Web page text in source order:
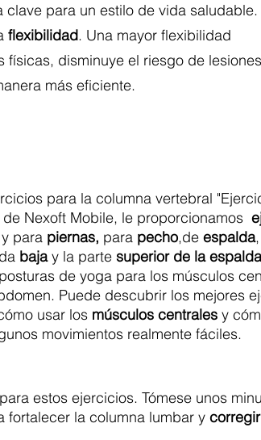
para un estilo de vida saludable.
flexibilidad. Una mayor flexibilidad
disminuye el riesgo de
más eficiente.
para la columna vertebral
Nexoft Mobile, le proporcionamos
parapiernas, para pecho,de espalda
bajay la partesuperior de la espalda
de yoga para los músculos
Puede descubrir los mejores
usar los músculos centrales y
movimientos realmente fáciles.
estos ejercicios. Tómese unos
fortalecer la columna lumbar y